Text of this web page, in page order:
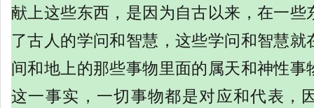
献上这些东西，是因为自古以来，在一些
了古人的学问和智慧，这些学问和智慧就
间和地上的那些事物里面的属天和神性事
这一事实，一切事物都是对应和代表，